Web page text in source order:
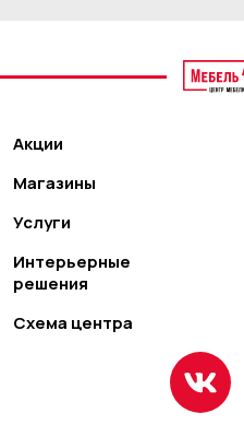
Акции
Магазины
Услуги
Интерьерные
решения
Схема центра